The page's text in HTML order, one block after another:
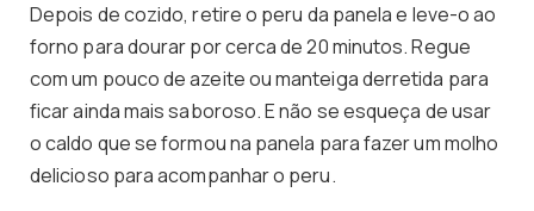
Depois de cozido, retire o peru da panela e leve-o ao
forno para dourar por cerca de 20 minutos. Regue
com um pouco de azeite ou manteiga derretida para
ficar ainda mais saboroso. E não se esqueça de usar
o caldo que se formou na panela para fazer um molho
delicioso para acompanhar o peru.